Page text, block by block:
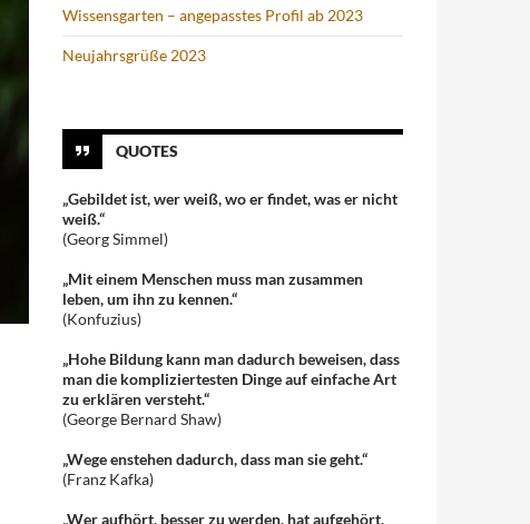
Wissensgarten – angepasstes Profil ab 2023
Neujahrsgrüße 2023
QUOTES
„Gebildet ist, wer weiß, wo er findet, was er nicht
weiß.“
(Georg Simmel)
„Mit einem Menschen muss man zusammen
leben, um ihn zu kennen.“
(Konfuzius)
„Hohe Bildung kann man dadurch beweisen, dass
man die kompliziertesten Dinge auf einfache Art
zu erklären versteht.“
(George Bernard Shaw)
„Wege enstehen dadurch, dass man sie geht.“
(Franz Kafka)
„Wer aufhört, besser zu werden, hat aufgehört,